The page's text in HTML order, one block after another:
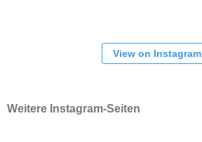
View on Instagram
Weitere Instagram-Seiten